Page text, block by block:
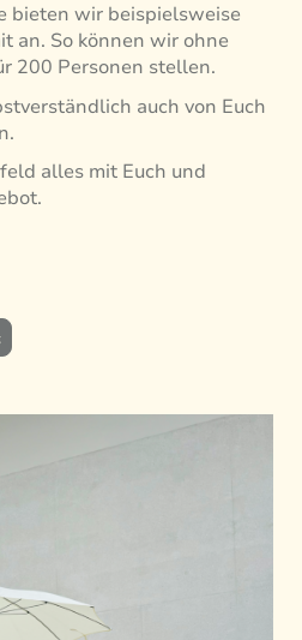
bieten wir beispielsweise
an. So können wir ohne
200 Personen stellen.
auch von Euch
alles mit Euch und